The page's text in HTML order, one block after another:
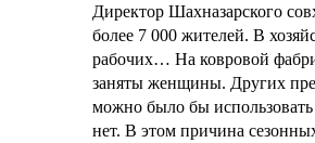
Директор Шахназарского
более 7 000 жителей. В
рабочих… На ковровой
заняты женщины. Других
можно было бы
нет. В этом причина